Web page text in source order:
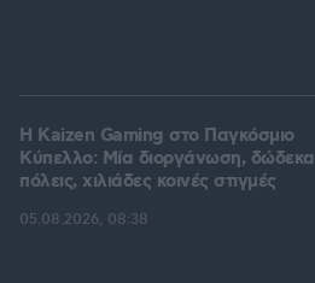
H Kaizen Gaming στο Παγκόσμιο
Kύπελλο: Μία διοργάνωση, δώδεκα
πόλεις, χιλιάδες κοινές στιγμές
05.08.2026, 08:38